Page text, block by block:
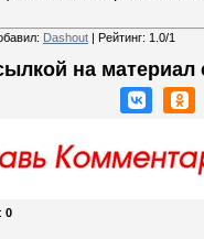
: Dashout | Рейтинг: 1.0/1
на материал
: 0